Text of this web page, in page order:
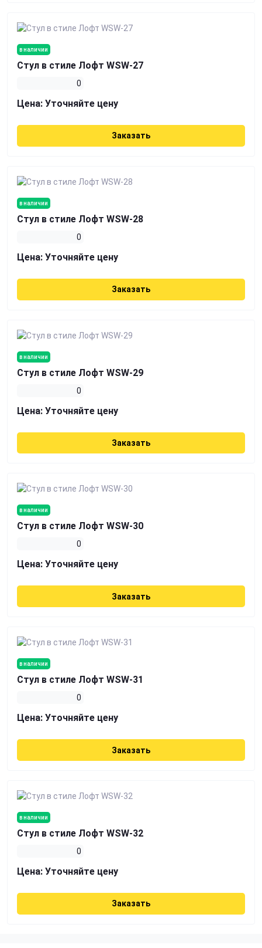
в наличии
Стул в стиле Лофт WSW-27
0
Цена: Уточняйте цену
Заказать
в наличии
Стул в стиле Лофт WSW-28
0
Цена: Уточняйте цену
Заказать
в наличии
Стул в стиле Лофт WSW-29
0
Цена: Уточняйте цену
Заказать
в наличии
Стул в стиле Лофт WSW-30
0
Цена: Уточняйте цену
Заказать
в наличии
Стул в стиле Лофт WSW-31
0
Цена: Уточняйте цену
Заказать
в наличии
Стул в стиле Лофт WSW-32
0
Цена: Уточняйте цену
Заказать